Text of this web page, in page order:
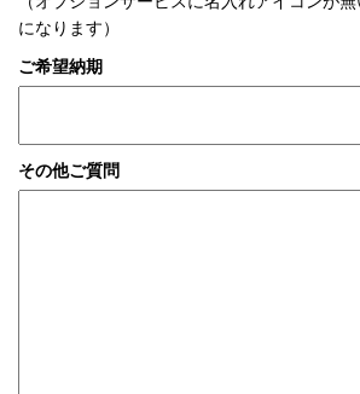
になります）
ご希望納期
その他ご質問